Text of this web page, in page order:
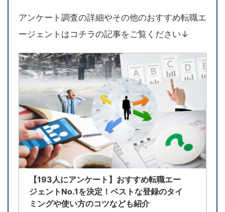
アンケート調査の詳細やその他のおすすめ転職エ
ージェントはコチラの記事をご覧ください↓
【193人にアンケート】おすすめ転職エー
ジェントNo.1を決定！ベストな登録のタイ
ミングや使い方のコツなども紹介